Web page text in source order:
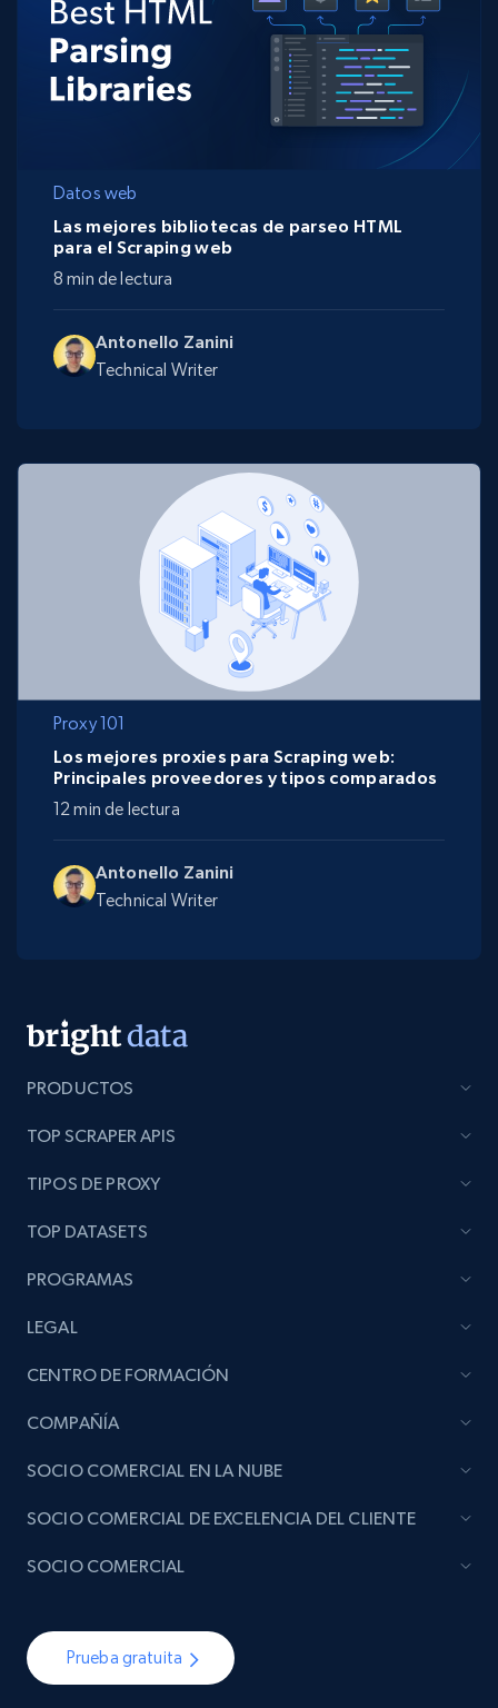
Datos web
Antonello Zanini
Technical Writer
Las mejores bibliotecas de parseo HTML
para el Scraping web
8 min de lectura
Proxy 101
Antonello Zanini
Technical Writer
Los mejores proxies para Scraping web:
Principales proveedores y tipos comparados
12 min de lectura
PRODUCTOS
TOP SCRAPER APIS
TIPOS DE PROXY
TOP DATASETS
PROGRAMAS
LEGAL
CENTRO DE FORMACIÓN
COMPAÑÍA
Prueba gratuita
SOCIO COMERCIAL EN LA NUBE
SOCIO COMERCIAL DE EXCELENCIA DEL CLIENTE
SOCIO COMERCIAL